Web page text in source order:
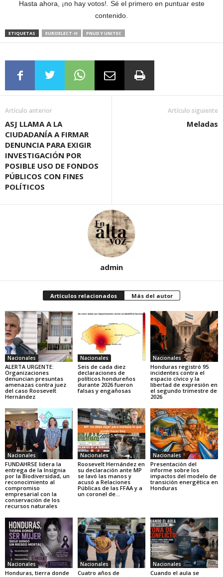
Hasta ahora, ¡no hay votos!. Sé el primero en puntuar este
contenido.
ETIQUETAS EUROELECT-H PNUD Y UNITEC
Artículo anterior
ASJ LLAMA A LA
CIUDADANÍA A FIRMAR
DENUNCIA PARA EXIGIR
INVESTIGACIÓN POR
POSIBLE USO DE FONDOS
PÚBLICOS CON FINES
POLÍTICOS
Artículo siguiente
Meladas
admin
Artículos relacionados Más del autor
Nacionales
ALERTA URGENTE:
Organizaciones
denuncian presuntas
amenazas contra juez
del caso Roosevelt
Hernández
Nacionales
Seis de cada diez
declaraciones de
políticos hondureños
durante 2026 fueron
falsas y engañosas
Nacionales
Honduras registró 95
incidentes contra el
espacio cívico y la
libertad de expresión en
el segundo trimestre de
2026
Nacionales
FUNDAHRSE lidera la
entrega de la Insignia
por la Biodiversidad, un
reconocimiento al
compromiso
empresarial con la
conservación de los
recursos naturales
Nacionales
Roosevelt Hernández en
su declaración ante MP
se lavó las manos y
acusó a Relaciones
Públicas de las FFAA y a
un coronel de...
Nacionales
Presentación del
informe sobre los
impactos del modelo de
transición energética en
Honduras
Nacionales
Honduras, tierra donde
Nacionales
Cuatro años de
Nacionales
Cuando el aula se